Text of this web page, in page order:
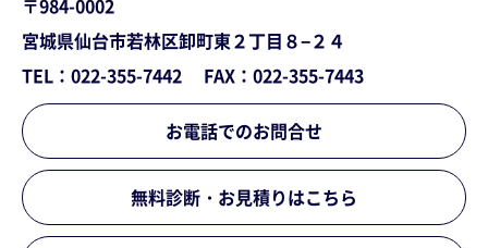
〒984-0002
宮城県仙台市若林区卸町東２丁目８−２４
TEL：022-355-7442
FAX：022-355-7443
お電話でのお問合せ
無料診断・お見積りはこちら